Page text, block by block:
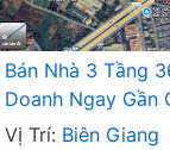
Bán Nhà 3 Tầng
Doanh Ngay Gần
Vị Trí: Biên Giang